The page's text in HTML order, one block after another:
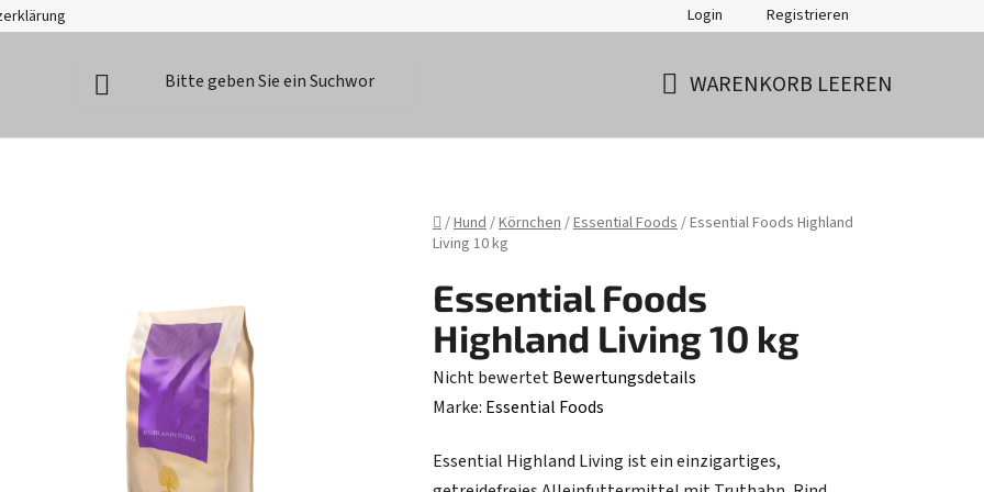
Login Registrieren
WARENKORB LEEREN
Startseite
/Hund/Körnchen/Essential Foods/Essential Foods Highland
Living 10 kg
Essential Foods
Highland Living 10 kg
Die
durchschnittliche
ist
Nicht bewertetBewertungsdetails
Marke: Essential Foods
Essential Highland Living ist ein einzigartiges,